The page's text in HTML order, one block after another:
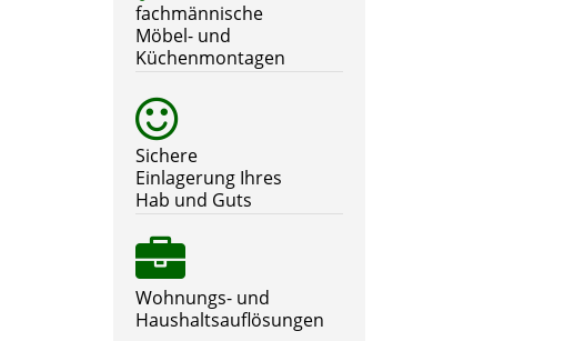
fachmännische
Möbel- und
Küchenmontagen
Sichere
Einlagerung Ihres
Hab und Guts
Wohnungs- und
Haushaltsauflösungen